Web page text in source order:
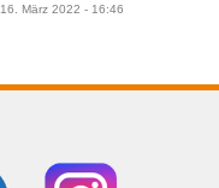
16. März 2022 - 16:46